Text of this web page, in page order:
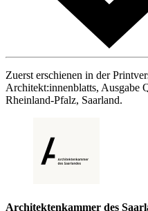
Zuerst erschienen in der
Architekt:innenblatts, Ausgabe
Rheinland-Pfalz, Saarland.
Architektenkammer des